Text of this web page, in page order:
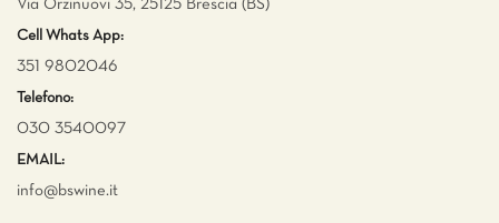
Via Orzinuovi 35, 25125 Brescia (BS)
Cell Whats App:
351 9802046
Telefono:
030 3540097
EMAIL:
info@bswine.it